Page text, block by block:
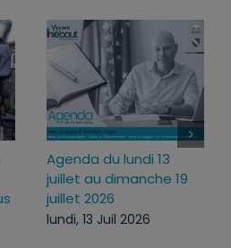
Projet de loi RIPOST :
des réponses fermes
face aux atteintes à
l’ordre public du